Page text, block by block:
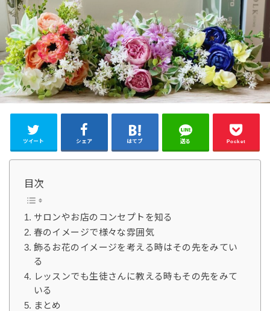
ツイート シェア はてブ 送る Pocket
目次
サロンやお店のコンセプトを知る
春のイメージで様々な雰囲気
飾るお花のイメージを考える時はその先をみてい
る
レッスンでも生徒さんに教える時もその先をみて
いる
まとめ